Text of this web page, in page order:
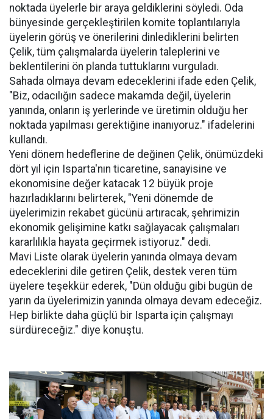
noktada üyelerle bir araya geldiklerini söyledi. Oda
bünyesinde gerçekleştirilen komite toplantılarıyla
üyelerin görüş ve önerilerini dinlediklerini belirten
Çelik, tüm çalışmalarda üyelerin taleplerini ve
beklentilerini ön planda tuttuklarını vurguladı.
Sahada olmaya devam edeceklerini ifade eden Çelik,
"Biz, odacılığın sadece makamda değil, üyelerin
yanında, onların iş yerlerinde ve üretimin olduğu her
noktada yapılması gerektiğine inanıyoruz." ifadelerini
kullandı.
Yeni dönem hedeflerine de değinen Çelik, önümüzdeki
dört yıl için Isparta'nın ticaretine, sanayisine ve
ekonomisine değer katacak 12 büyük proje
hazırladıklarını belirterek, "Yeni dönemde de
üyelerimizin rekabet gücünü artıracak, şehrimizin
ekonomik gelişimine katkı sağlayacak çalışmaları
kararlılıkla hayata geçirmek istiyoruz." dedi.
Mavi Liste olarak üyelerin yanında olmaya devam
edeceklerini dile getiren Çelik, destek veren tüm
üyelere teşekkür ederek, "Dün olduğu gibi bugün de
yarın da üyelerimizin yanında olmaya devam edeceğiz.
Hep birlikte daha güçlü bir Isparta için çalışmayı
sürdüreceğiz." diye konuştu.